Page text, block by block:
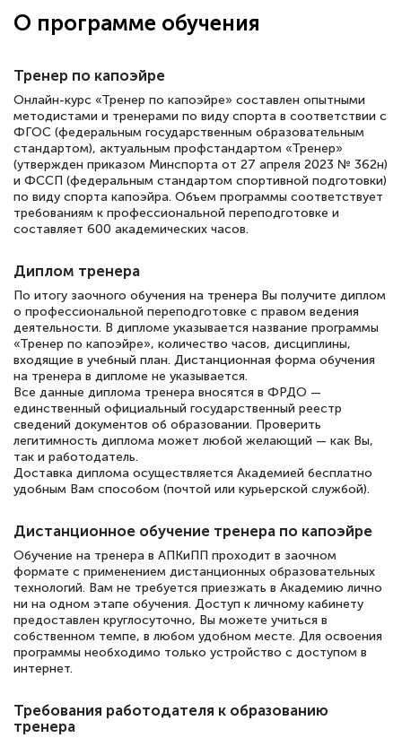
большое количество методических
сдачи итоговой аттестации. Спасибо
Елена Кравченко
Знаток города 5 уровня
18 марта 2026
повышения квалификации "Эксперт ЕГЭ по
русскому языку и литературе". Много
полезных материалов помогли
подготовиться к тестированию. Это
книги, методические рекомендации,
статьи. Времени на подготовку
достаточно. Курс помогает пройти
аттестацию в школе. Спасибо!
Евгения Коротких
Знаток города 2 уровня
12 марта 2026
Спасибо большое Академии! Грамотное,
вежливое сопровождение! Всё чётко и
понятно! Проходила повышение
квалификации. Ещё раз - СПАСИБО!
О программе обучения
Тренер по капоэйре
Онлайн-курс «Тренер по капоэйре» составлен опытными
методистами и тренерами по виду спорта в соответствии с
ФГОС (федеральным государственным образовательным
стандартом), актуальным профстандартом «Тренер»
(утвержден приказом Минспорта от 27 апреля 2023 № 362н)
и ФССП (федеральным стандартом спортивной подготовки)
по виду спорта капоэйра. Объем программы соответствует
требованиям к профессиональной переподготовке и
составляет 600 академических часов.
Диплом тренера
По итогу заочного обучения на тренера Вы получите диплом
о профессиональной переподготовке с правом ведения
деятельности. В дипломе указывается название программы
«Тренер по капоэйре», количество часов, дисциплины,
входящие в учебный план. Дистанционная форма обучения
на тренера в дипломе не указывается.
Все данные диплома тренера вносятся в ФРДО —
единственный официальный государственный реестр
сведений документов об образовании. Проверить
легитимность диплома может любой желающий — как Вы,
так и работодатель.
Доставка диплома осуществляется Академией бесплатно
удобным Вам способом (почтой или курьерской службой).
Дистанционное обучение тренера по капоэйре
Обучение на тренера в АПКиПП проходит в заочном
формате с применением дистанционных образовательных
технологий. Вам не требуется приезжать в Академию лично
ни на одном этапе обучения. Доступ к личному кабинету
предоставлен круглосуточно, Вы можете учиться в
собственном темпе, в любом удобном месте. Для освоения
программы необходимо только устройство с доступом в
интернет.
Требования работодателя к образованию
тренера